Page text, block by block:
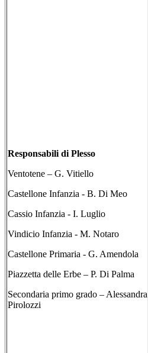
Responsabili di Plesso
Ventotene – G. Vitiello
Castellone Infanzia - B. Di Meo
Cassio Infanzia - I. Luglio
Vindicio Infanzia - M. Notaro
Castellone Primaria - G. Amendola
Piazzetta delle Erbe – P. Di Palma
Secondaria primo grado – Alessandra
Pirolozzi